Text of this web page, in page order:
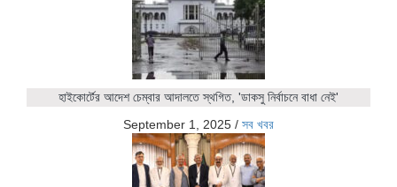
হাইকোর্টের আদেশ চেম্বার আদালতে স্থগিত, 'ডাকসু নির্বাচনে বাধা নেই'
September 1, 2025 / সব খবর